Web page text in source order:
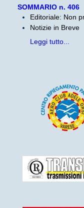
SOMMARIO n. 406
Editoriale: Non
Notizie in Breve
Leggi tutto...